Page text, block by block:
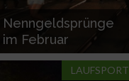
Nenngeldsprünge
im Februar
LAUFSPORT